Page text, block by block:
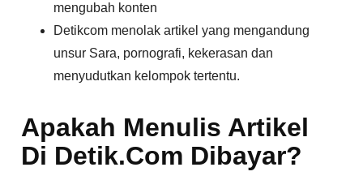
mengubah konten
Detikcom menolak artikel yang mengandung
unsur Sara, pornografi, kekerasan dan
menyudutkan kelompok tertentu.
Apakah Menulis Artikel
Di Detik.Com Dibayar?